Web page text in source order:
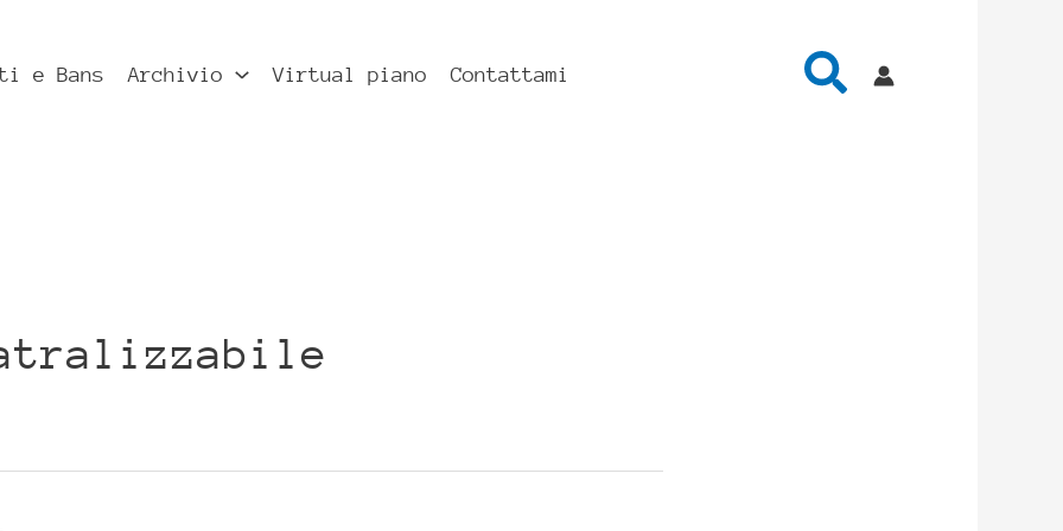
e Bans Archivio Virtual piano Contattami Cerca